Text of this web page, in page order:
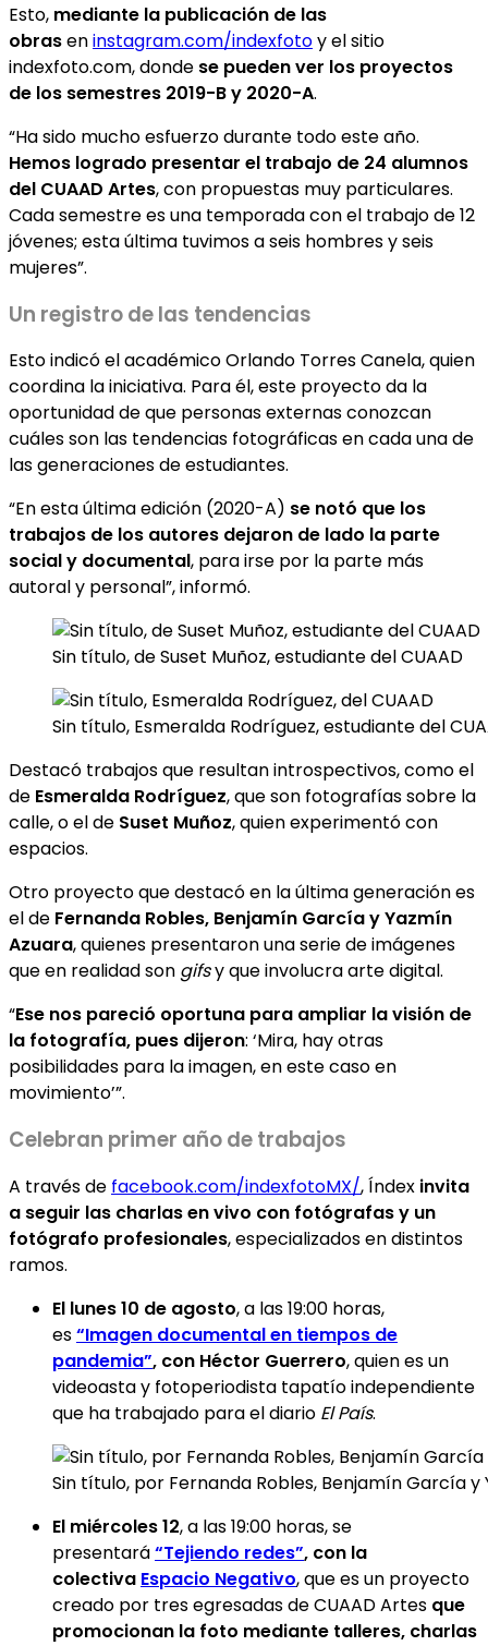
Esto, mediante la publicación de las
obraseninstagram.com/indexfotoy el sitio
indexfoto.com, donde se pueden ver los proyectos
de los semestres 2019-B y 2020-A.
“Ha sido mucho esfuerzo durante todo este año.
Hemos logrado presentar el trabajo de 24 alumnos
del CUAAD Artes, con propuestas muy particulares.
Cada semestre es una temporada con el trabajo de 12
jóvenes; esta última tuvimos a seis hombres y seis
mujeres”.
Un registro de las tendencias
Esto indicó el académico Orlando Torres Canela, quien
coordina la iniciativa. Para él, este proyecto da la
oportunidad de que personas externas conozcan
cuáles son las tendencias fotográficas en cada una de
las generaciones de estudiantes.
“En esta última edición (2020-A) se notó que los
trabajos de los autores dejaron de lado la parte
social y documental, para irse por la parte más
autoral y personal”, informó.
Sin título, de Suset Muñoz, estudiante del CUAAD
Sin título, Esmeralda Rodríguez, estudiante del
Destacó trabajos que resultan introspectivos, como el
de Esmeralda Rodríguez, que son fotografías sobre la
calle, o el de Suset Muñoz, quien experimentó con
espacios.
Otro proyecto que destacó en la última generación es
el de Fernanda Robles, Benjamín García y Yazmín
Azuara, quienes presentaron una serie de imágenes
que en realidad son gifsy que involucra arte digital.
“Ese nos pareció oportuna para ampliar la visión de
la fotografía, pues dijeron: ‘Mira, hay otras
posibilidades para la imagen, en este caso en
movimiento’”.
Celebran primer año de trabajos
A través de facebook.com/indexfotoMX/, Índex invita
a seguir las charlas en vivo con fotógrafas y un
fotógrafo profesionales, especializados en distintos
ramos.
El lunes 10 de agosto, a las 19:00 horas,
es“Imagen documental en tiempos de
pandemia”, con Héctor Guerrero, quien es un
videoasta y fotoperiodista tapatío independiente
que ha trabajado para el diario El País.
Sin título, por Fernanda Robles, Benjamín García y
El miércoles 12, a las 19:00 horas, se
presentará“Tejiendo redes”, con la
colectiva Espacio Negativo, que es un proyecto
creado por tres egresadas de CUAAD Artes que
promocionan la foto mediante talleres, charlas